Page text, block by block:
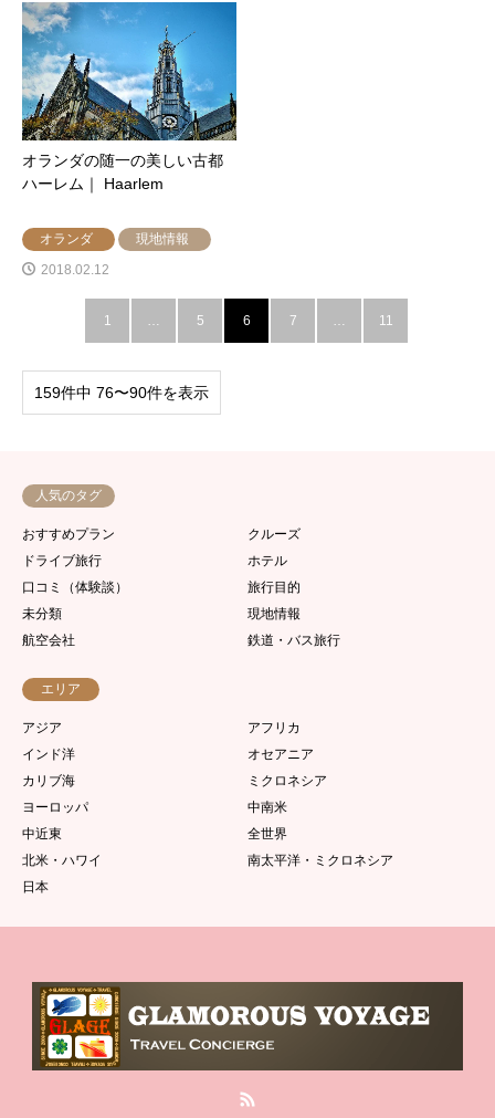
オランダの随一の美しい古都
ハーレム｜ Haarlem
オランダ
現地情報
2018.02.12
1 … 5 6 7 … 11
159件中 76〜90件を表示
人気のタグ
おすすめプラン
クルーズ
ドライブ旅行
ホテル
口コミ（体験談）
旅行目的
未分類
現地情報
航空会社
鉄道・バス旅行
エリア
アジア
アフリカ
インド洋
オセアニア
カリブ海
ミクロネシア
ヨーロッパ
中南米
中近東
全世界
北米・ハワイ
南太平洋・ミクロネシア
日本